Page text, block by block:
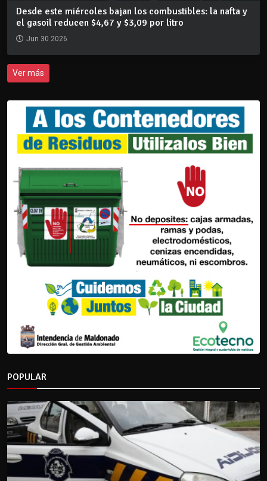
Desde este miércoles bajan los combustibles: la nafta y
el gasoil reducen $4,67 y $3,09 por litro
Jun 30 2026
Ver más
POPULAR